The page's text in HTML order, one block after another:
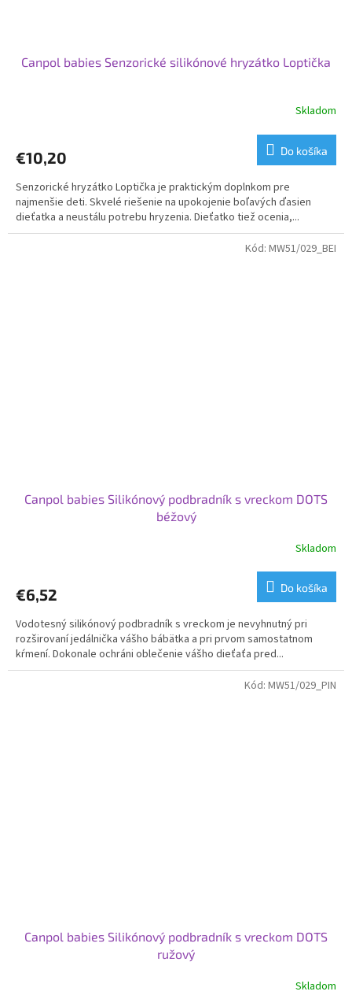
Canpol babies Senzorické silikónové hryzátko Loptička
Skladom
€10,20 Do košíka
Senzorické hryzátko Loptička je praktickým doplnkom pre
najmenšie deti. Skvelé riešenie na upokojenie boľavých ďasien
dieťatka a neustálu potrebu hryzenia. Dieťatko tiež ocenia,...
Canpol babies Silikónový podbradník s vreckom DOTS
béžový
Skladom
€6,52 Do košíka
Vodotesný silikónový podbradník s vreckom je nevyhnutný pri
rozširovaní jedálnička vášho bábätka a pri prvom samostatnom
kŕmení. Dokonale ochráni oblečenie vášho dieťaťa pred...
Kód: MW51/029_BEI
Canpol babies Silikónový podbradník s vreckom DOTS
ružový
Skladom
Kód: MW51/029_PIN